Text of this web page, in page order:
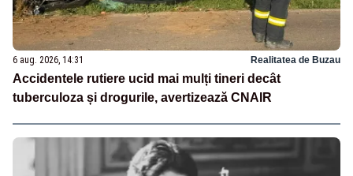
6 aug. 2026, 14:31 Realitatea de Buzau
Accidentele rutiere ucid mai mulți tineri decât
tuberculoza și drogurile, avertizează CNAIR